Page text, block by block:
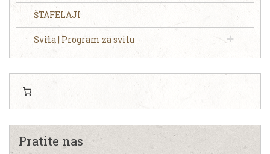
ŠTAFELAJI
Svila | Program za svilu
Pratite nas